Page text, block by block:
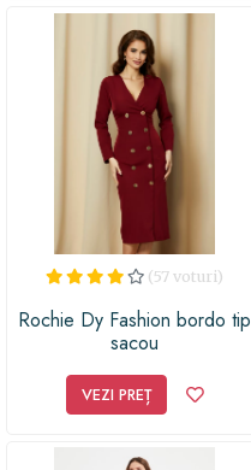
(57 voturi)
Rochie Dy Fashion bordo tip
sacou
VEZI PREȚ